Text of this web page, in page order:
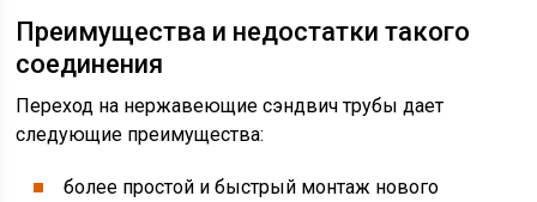
Преимущества и недостатки такого
соединения
Переход на нержавеющие сэндвич трубы дает
следующие преимущества:
более простой и быстрый монтаж нового